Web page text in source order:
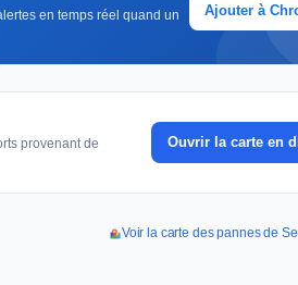
en temps réel quand un
Ajouter à
provenant de
Ouvrir la carte en
Voir la carte des pannes de